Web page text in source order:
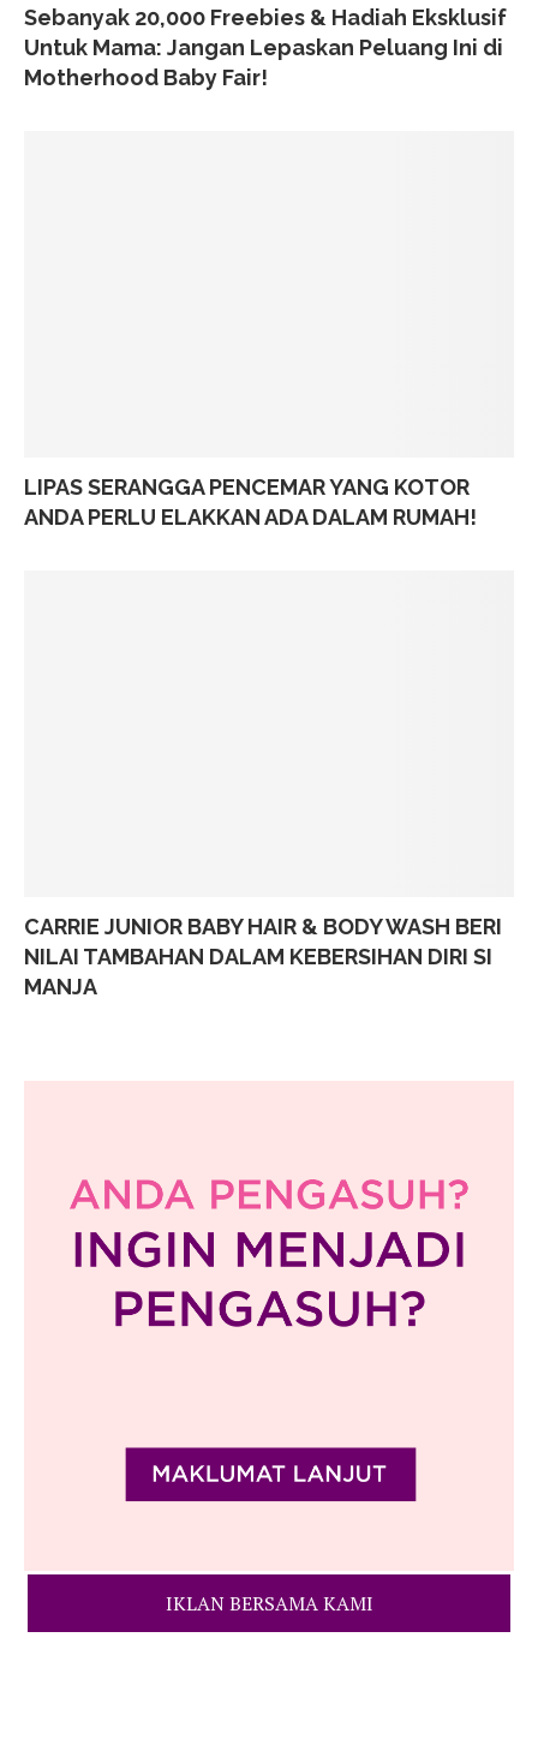
Sebanyak 20,000 Freebies & Hadiah Eksklusif
Untuk Mama: Jangan Lepaskan Peluang Ini di
Motherhood Baby Fair!
LIPAS SERANGGA PENCEMAR YANG KOTOR
ANDA PERLU ELAKKAN ADA DALAM RUMAH!
CARRIE JUNIOR BABY HAIR & BODY WASH BERI
NILAI TAMBAHAN DALAM KEBERSIHAN DIRI SI
MANJA
IKLAN BERSAMA KAMI